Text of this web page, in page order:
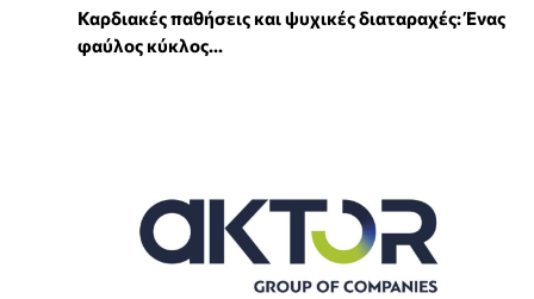
Καρδιακές παθήσεις και ψυχικές διαταραχές: Ένας
φαύλος κύκλος...